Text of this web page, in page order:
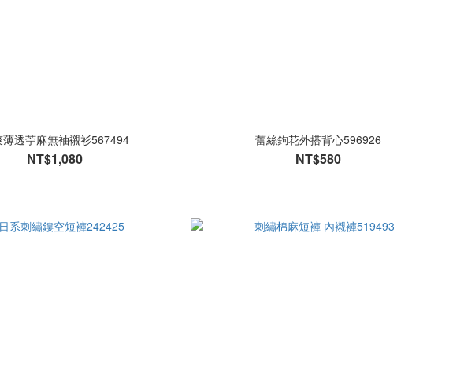
薄透苧麻無袖襯衫567494
NT$1,080
蕾絲鉤花外搭背心596926
NT$580